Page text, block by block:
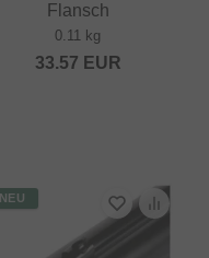
Flansch
0.11 kg
33.57 EUR
NEU